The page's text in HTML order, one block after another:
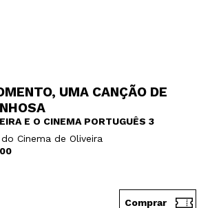
UMA CANÇÃO DE
E O CINEMA PORTUGUÊS 3
Cinema de Oliveira
Comprar